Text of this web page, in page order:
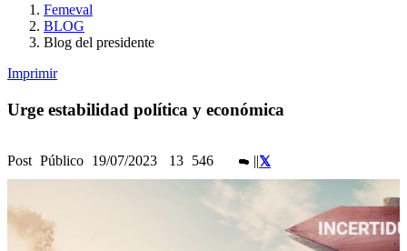
Femeval
BLOG
Blog del presidente
Imprimir
Urge estabilidad política y económica
Post Público 19/07/2023 13 546 ||